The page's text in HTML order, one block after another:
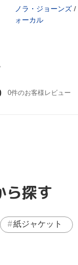
ノラ・ジョーンズ /
ォーカル
0件のお客様レビュー
ら探す
紙ジャケット